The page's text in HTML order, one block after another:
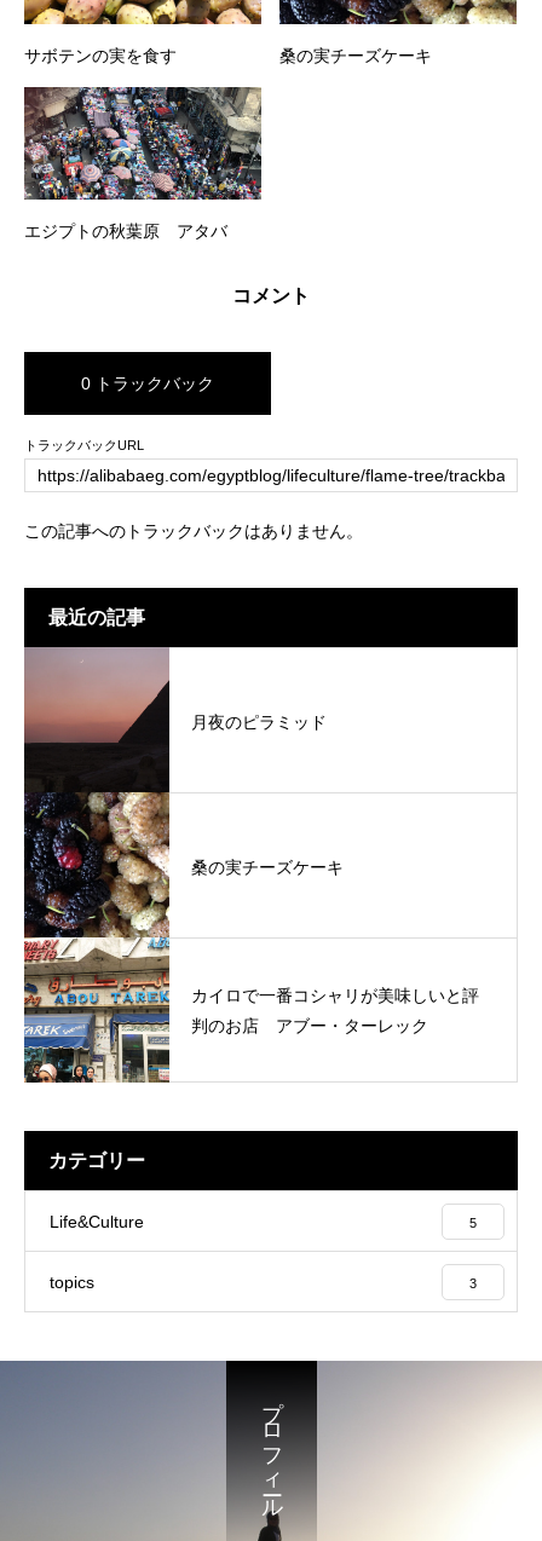
サボテンの実を食す 桑の実チーズケーキ
エジプトの秋葉原 アタバ
コメント
0 トラックバック
トラックバックURL
この記事へのトラックバックはありません。
最近の記事
月夜のピラミッド
桑の実チーズケーキ
カイロで一番コシャリが美味しいと評
判のお店 アブー・ターレック
カテゴリー
Life&Culture 5
topics 3
プロフィール